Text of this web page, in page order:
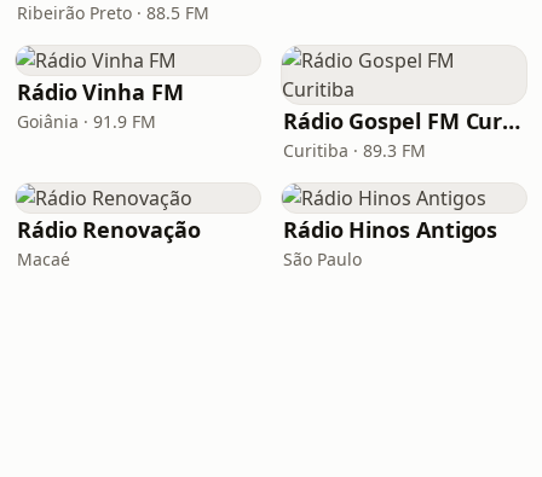
Ribeirão Preto · 88.5 FM
Rádio Vinha FM
Goiânia · 91.9 FM Rádio Gospel FM Curitiba
Curitiba · 89.3 FM
Rádio Renovação
Macaé
Rádio Hinos Antigos
São Paulo